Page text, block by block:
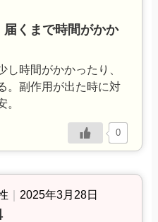
届くまで時間がかか
し時間がかかったり、
。副作用が出た時に対
。
0
｜ 2025年3月28日